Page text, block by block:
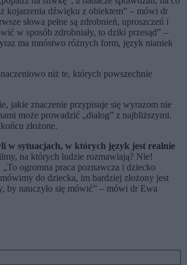
kojarzenia dźwięku z obiektem” – mówi dr
słowa pełne są zdrobnień, uproszczeń i
w sposób zdrobniały, to dziki przesąd” –
ma mnóstwo różnych form, język nianiek
niż te, których powszechnie
jakie znaczenie przypisuje się wyrazom nie
może prowadzić „dialog” z najbliższymi.
złożone.
w sytuacjach, w których język jest realnie
na których ludzie rozmawiają? Nie!
ogromna praca poznawcza i dziecko
do dziecka, im bardziej złożony jest
by nauczyło się mówić” – mówi dr Ewa